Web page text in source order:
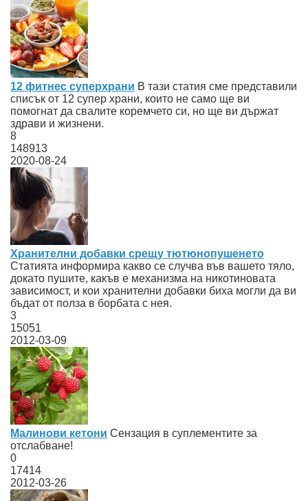
12 фитнес суперхрани В тази статия сме представили
списък от 12 супер храни, които не само ще ви
помогнат да свалите коремчето си, но ще ви държат
здрави и жизнени.
8
148913
2020-08-24
Хранителни добавки срещу тютюнопушенето
Статията информира какво се случва във вашето тяло,
докато пушите, какъв е механизма на никотиновата
зависимост, и кои хранителни добавки биха могли да ви
бъдат от полза в борбата с нея.
3
15051
2012-03-09
Малинови кетони Сензация в суплементите за
отслабване!
0
17414
2012-03-26